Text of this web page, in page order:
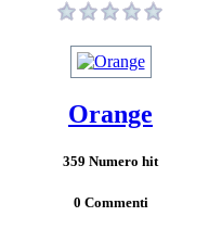
Orange
359 Numero hit
0 Commenti